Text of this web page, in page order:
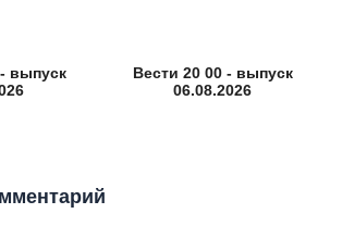
выпуск
Вести 20 00 - выпуск
06.08.2026